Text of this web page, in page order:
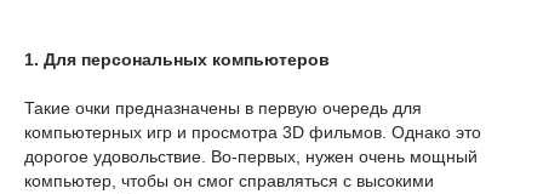
1. Для персональных компьютеров
Такие очки предназначены в первую очередь для
компьютерных игр и просмотра 3D фильмов. Однако это
дорогое удовольствие. Во-первых, нужен очень мощный
компьютер, чтобы он смог справляться с высокими